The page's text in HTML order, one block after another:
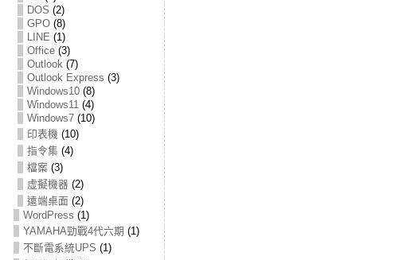
DOS (2)
GPO(8)
LINE (1)
Office(3)
Outlook(7)
Outlook Express (3)
Windows10(8)
Windows11(4)
Windows7(10)
印表機 (10)
指令集 (4)
檔案 (3)
虛擬機器 (2)
遠端桌面 (2)
WordPress (1)
YAMAHA勁戰4代六期 (1)
不斷電系統UPS (1)